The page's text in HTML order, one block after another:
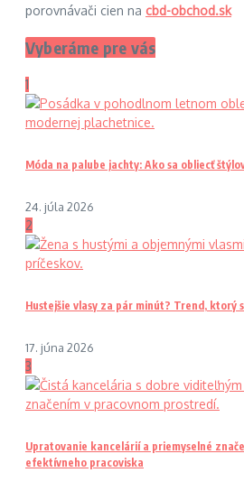
porovnávači cien na cbd-obchod.sk
Vyberáme pre vás
1
Móda na palube jachty: Ako sa obliecť
24. júla 2026
2
Hustejšie vlasy za pár minút? Trend, ktorý
17. júna 2026
3
Upratovanie kancelárií a priemyselné
efektívneho pracoviska